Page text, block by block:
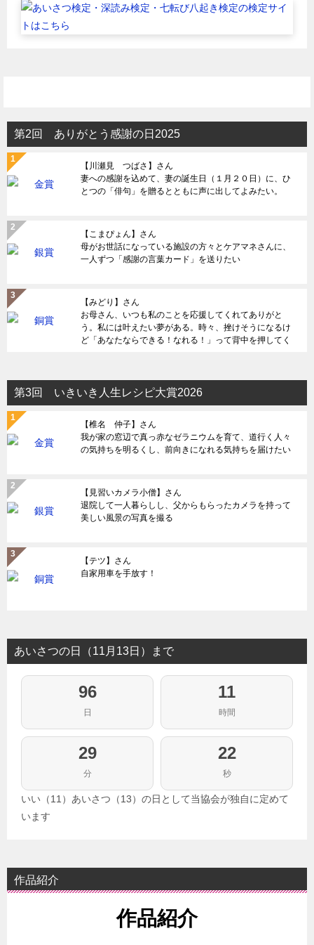
第2回 ありがとう感謝の日2025
【川瀬見 つばさ】さん
妻への感謝を込めて、妻の誕生日（１月２０日）に、ひ
とつの「俳句」を贈るとともに声に出してよみたい。
【こまぴょん】さん
母がお世話になっている施設の方々とケアマネさんに、
一人ずつ「感謝の言葉カード」を送りたい
【みどり】さん
お母さん、いつも私のことを応援してくれてありがと
う。私には叶えたい夢がある。時々、挫けそうになるけ
ど「あなたならできる！なれる！」って背中を押してく
第3回 いきいき人生レシピ大賞2026
【椎名 仲子】さん
我が家の窓辺で真っ赤なゼラニウムを育て、道行く人々
の気持ちを明るくし、前向きになれる気持ちを届けたい
【見習いカメラ小僧】さん
退院して一人暮らしし、父からもらったカメラを持って
美しい風景の写真を撮る
【テツ】さん
自家用車を手放す！
あいさつの日（11月13日）まで
96
日
11
時間
29
分
21
秒
いい（11）あいさつ（13）の日として当協会が独自に定めて
います
作品紹介
作品紹介